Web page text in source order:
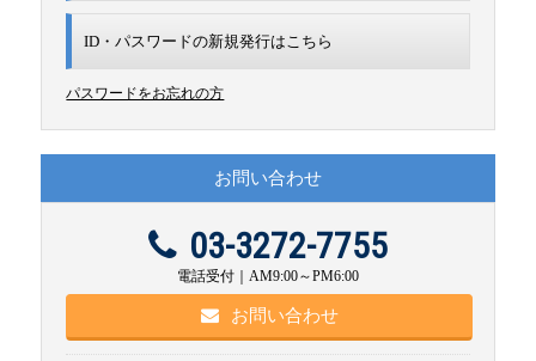
ID・パスワードの新規発行はこちら
パスワードをお忘れの方
お問い合わせ
03-3272-7755
電話受付｜AM9:00～PM6:00
お問い合わせ